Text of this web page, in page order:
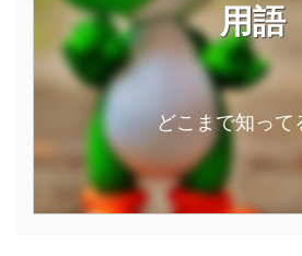
用語
どこまで知って